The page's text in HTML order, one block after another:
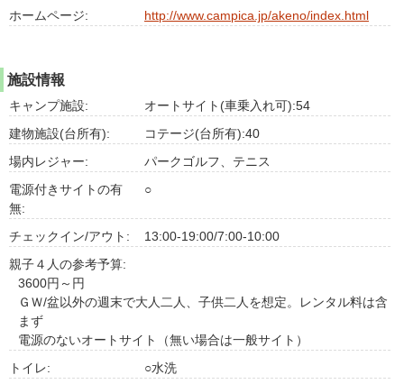
ホームページ:
http://www.campica.jp/akeno/index.html
施設情報
キャンプ施設:
オートサイト(車乗入れ可):54
建物施設(台所有):
コテージ(台所有):40
場内レジャー:
パークゴルフ、テニス
電源付きサイトの有
無:
○
チェックイン/アウト:
13:00-19:00/7:00-10:00
親子４人の参考予算:
3600円～円
ＧＷ/盆以外の週末で大人二人、子供二人を想定。レンタル料は含
まず
電源のないオートサイト（無い場合は一般サイト）
トイレ:
○水洗